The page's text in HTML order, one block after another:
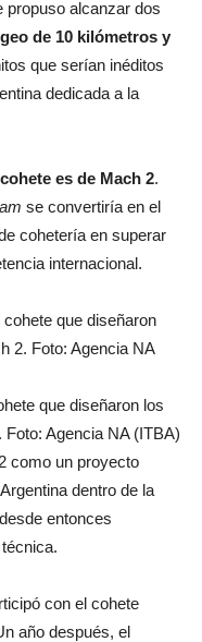
propuso alcanzar dos
de 10 kilómetros y
que serían inéditos
dedicada a la
es de Mach 2.
se convertiría en el
cohetería en superar
internacional.
que diseñaron los
Agencia NA (ITBA)
como un proyecto
dentro de la
entonces
con el cohete
año después, el